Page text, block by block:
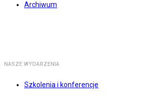
Archiwum
NASZE WYDARZENIA
Szkolenia i konferencje